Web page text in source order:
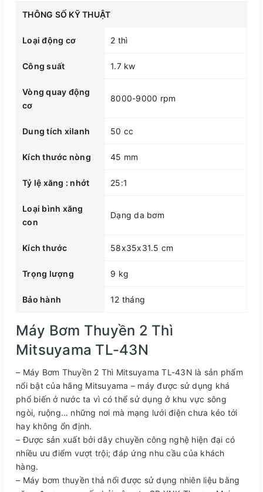
THÔNG SỐ KỸ THUẬT
Loại động cơ 2 thì
Công suất 1.7 kw
Vòng quay động
cơ
8000-9000 rpm
Dung tích xilanh 50 cc
Kích thước nòng 45 mm
Tỷ lệ xăng : nhớt 25:1
Loại bình xăng
con
Dạng da bơm
Kích thước 58x35x31.5 cm
Trọng lượng 9 kg
Bảo hành 12 tháng
Máy Bơm Thuyền 2 Thì
Mitsuyama TL-43N
– Máy Bơm Thuyền 2 Thì Mitsuyama TL-43N là sản phẩm
nổi bật của hãng Mitsuyama – máy được sử dụng khá
phổ biến ở nước ta vì có thể sử dụng ở khu vực sông
ngòi, ruộng… những nơi mà mạng lưới điện chưa kéo tới
hay không ổn định.
– Được sản xuất bởi dây chuyền công nghệ hiện đại có
nhiều ưu điểm vượt trội; đáp ứng nhu cầu của khách
hàng.
– Máy bơm thuyền thả nổi được sử dụng nhiên liệu bằng